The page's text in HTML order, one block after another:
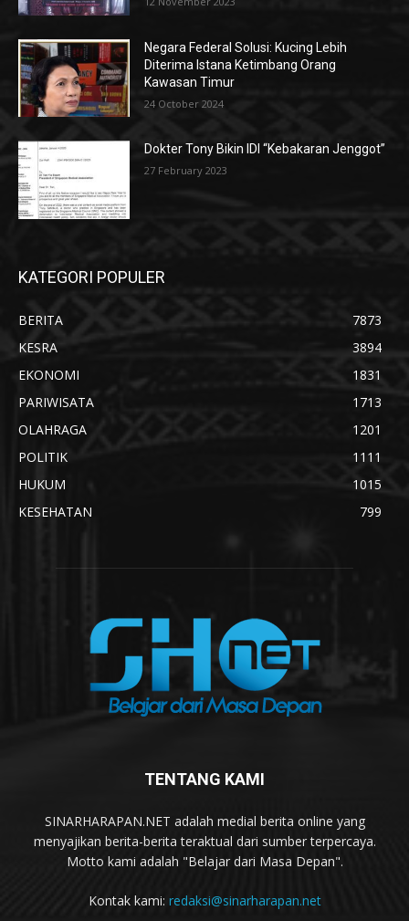
Negara Federal Solusi: Kucing Lebih
Diterima Istana Ketimbang Orang
Kawasan Timur
24 October 2024
Dokter Tony Bikin IDI “Kebakaran Jenggot”
27 February 2023
KATEGORI POPULER
BERITA
7873
KESRA
3894
EKONOMI
1831
PARIWISATA
1713
OLAHRAGA
1201
POLITIK
1111
HUKUM
1015
KESEHATAN
799
TENTANG KAMI
SINARHARAPAN.NET adalah medial berita online yang
menyajikan berita-berita teraktual dari sumber terpercaya.
Motto kami adalah "Belajar dari Masa Depan".
Kontak kami: redaksi@sinarharapan.net